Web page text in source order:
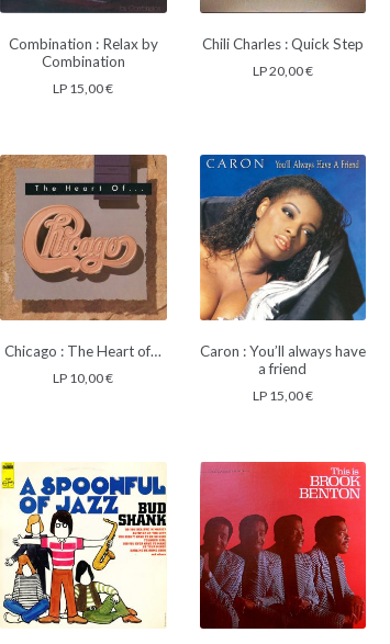
Combination : Relax by
Combination
LP 15,00€
Chili Charles : Quick Step
LP20,00€
Chicago : The Heart of…
LP 10,00€
Caron : You’ll always have
a friend
LP 15,00€